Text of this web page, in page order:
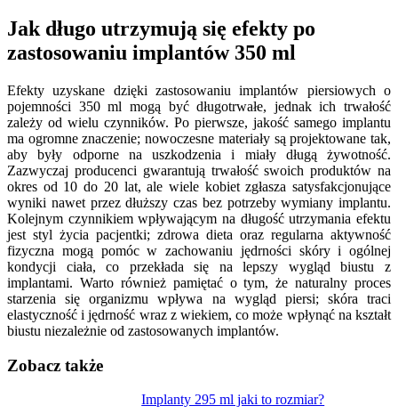
Jak długo utrzymują się efekty po
zastosowaniu implantów 350 ml
Efekty uzyskane dzięki zastosowaniu implantów piersiowych o
pojemności 350 ml mogą być długotrwałe, jednak ich trwałość
zależy od wielu czynników. Po pierwsze, jakość samego implantu
ma ogromne znaczenie; nowoczesne materiały są projektowane tak,
aby były odporne na uszkodzenia i miały długą żywotność.
Zazwyczaj producenci gwarantują trwałość swoich produktów na
okres od 10 do 20 lat, ale wiele kobiet zgłasza satysfakcjonujące
wyniki nawet przez dłuższy czas bez potrzeby wymiany implantu.
Kolejnym czynnikiem wpływającym na długość utrzymania efektu
jest styl życia pacjentki; zdrowa dieta oraz regularna aktywność
fizyczna mogą pomóc w zachowaniu jędrności skóry i ogólnej
kondycji ciała, co przekłada się na lepszy wygląd biustu z
implantami. Warto również pamiętać o tym, że naturalny proces
starzenia się organizmu wpływa na wygląd piersi; skóra traci
elastyczność i jędrność wraz z wiekiem, co może wpłynąć na kształt
biustu niezależnie od zastosowanych implantów.
Zobacz także
Implanty 295 ml jaki to rozmiar?